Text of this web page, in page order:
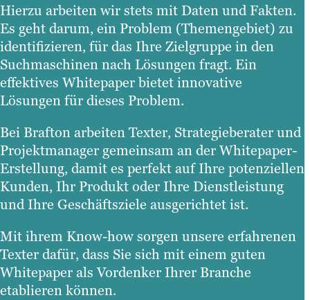
Hierzu arbeiten wir stets mit Daten und Fakten.
Es geht darum, ein Problem (Themengebiet) zu
identifizieren, für das Ihre Zielgruppe in den
Suchmaschinen nach Lösungen fragt. Ein
effektives Whitepaper bietet innovative
Lösungen für dieses Problem.
Bei Brafton arbeiten Texter, Strategieberater und
Projektmanager gemeinsam an der Whitepaper-
Erstellung, damit es perfekt auf Ihre potenziellen
Kunden, Ihr Produkt oder Ihre Dienstleistung
und Ihre Geschäftsziele ausgerichtet ist.
Mit ihrem Know-how sorgen unsere erfahrenen
Texter dafür, dass Sie sich mit einem guten
Whitepaper als Vordenker Ihrer Branche
etablieren können.